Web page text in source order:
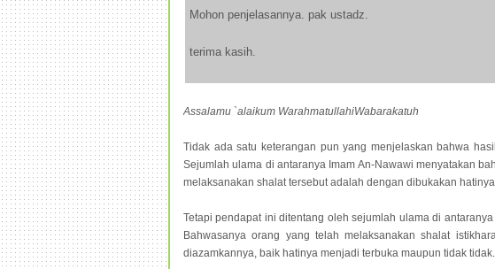
Mohon penjelasannya. pak ustadz.
terima kasih.
Assalamu `alaikum WarahmatullahiWabarakatuh
Tidak ada satu keterangan pun yang menjelaskan bahwa
Sejumlah ulama di antaranya Imam An-Nawawi menyatakan
melaksanakan shalat tersebut adalah dengan dibukakan
Tetapi pendapat ini ditentang oleh sejumlah ulama di
Bahwasanya orang yang telah melaksanakan shalat
diazamkannya, baik hatinya menjadi terbuka maupun tidak tidak.